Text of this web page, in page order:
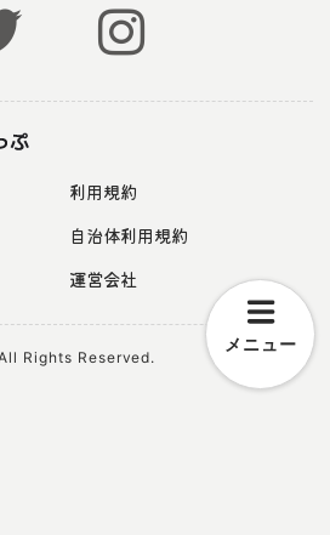
メニュー
利用規約
自治体利用規約
運営会社
Rights Reserved.